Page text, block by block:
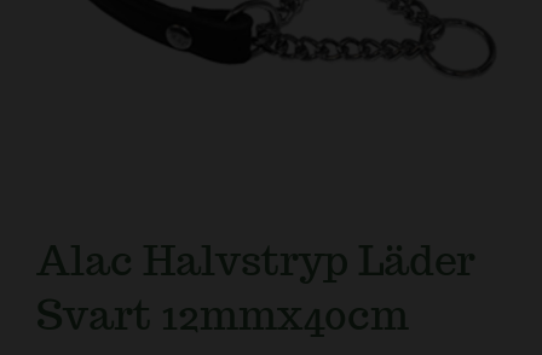
Alac Halvstryp Läder
Svart 12mmx40cm